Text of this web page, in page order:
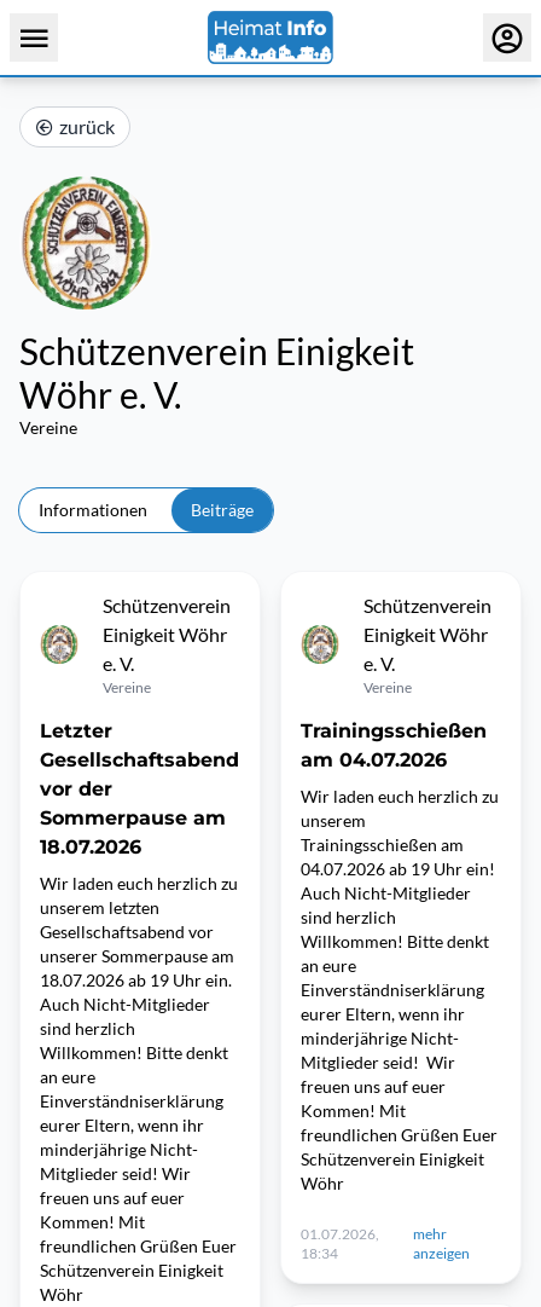
zurück
Schützenverein Einigkeit
Wöhr e. V.
Vereine
Informationen Beiträge
Schützenverein
Einigkeit Wöhr
e. V.
Vereine
Letzter
Gesellschaftsabend
vor der
Sommerpause am
18.07.2026
Wir laden euch herzlich zu
unserem letzten
Gesellschaftsabend vor
unserer Sommerpause am
18.07.2026 ab 19 Uhr ein.
Auch Nicht-Mitglieder
sind herzlich
Willkommen! Bitte denkt
an eure
Einverständniserklärung
eurer Eltern, wenn ihr
minderjährige Nicht-
Mitglieder seid! Wir
freuen uns auf euer
Kommen! Mit
freundlichen Grüßen Euer
Schützenverein Einigkeit
Wöhr
Schützenverein
Einigkeit Wöhr
e. V.
Vereine
Trainingsschießen
am 04.07.2026
Wir laden euch herzlich zu
unserem
Trainingsschießen am
04.07.2026 ab 19 Uhr ein!
Auch Nicht-Mitglieder
sind herzlich
Willkommen! Bitte denkt
an eure
Einverständniserklärung
eurer Eltern, wenn ihr
minderjährige Nicht-
Mitglieder seid! Wir
freuen uns auf euer
Kommen! Mit
freundlichen Grüßen Euer
Schützenverein Einigkeit
Wöhr
01.07.2026,
18:34
mehr
anzeigen